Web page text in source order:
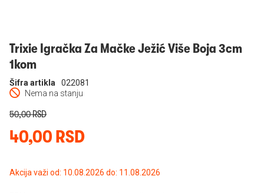
Trixie Igračka Za Mačke Ježić Više Boja 3cm
1kom
Nema na stanju
Šifra artikla 022081
40,00 RSD
50,00 RSD
Akcija važi od: 10.08.2026 do: 11.08.2026